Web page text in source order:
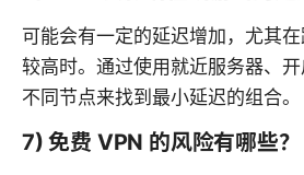
可能会有一定的延迟增加，尤其
较高时。通过使用就近服务器、
不同节点来找到最小延迟的组合。
7) 免费 VPN 的风险有哪些？